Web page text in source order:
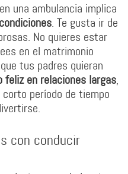
una ambulancia implica
. Te gusta ir de
No quieres estar
en el matrimonio
tus padres quieran
feliz en relaciones largas,
período de tiempo
con conducir